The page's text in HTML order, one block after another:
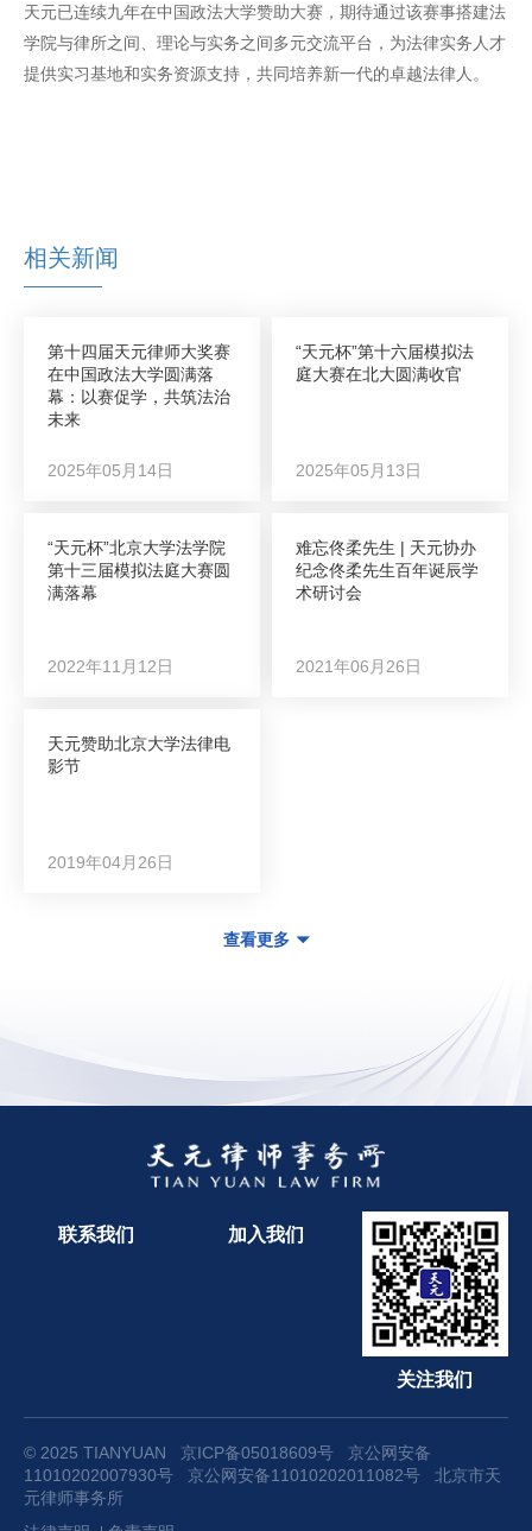
天元已连续九年在中国政法大学赞助大赛，期待通过该赛事搭建法
学院与律所之间、理论与实务之间多元交流平台，为法律实务人才
提供实习基地和实务资源支持，共同培养新一代的卓越法律人。
相关新闻
第十四届天元律师大奖赛
在中国政法大学圆满落
幕：以赛促学，共筑法治
未来
2025年05月14日
“天元杯”第十六届模拟法
庭大赛在北大圆满收官
2025年05月13日
“天元杯”北京大学法学院
第十三届模拟法庭大赛圆
满落幕
2022年11月12日
难忘佟柔先生 | 天元协办
纪念佟柔先生百年诞辰学
术研讨会
2021年06月26日
天元赞助北京大学法律电
影节
2019年04月26日
查看更多
联系我们 加入我们
关注我们
© 2025 TIANYUAN 京ICP备05018609号
京公网安备
11010202007930号
京公网安备11010202011082号 北京市天
元律师事务所